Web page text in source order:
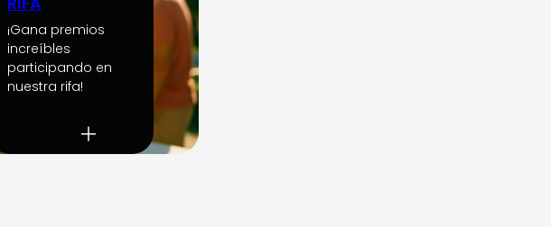
¡Gana premios
increíbles
participando en
nuestra rifa!